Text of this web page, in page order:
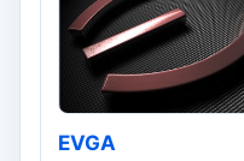
EVGA